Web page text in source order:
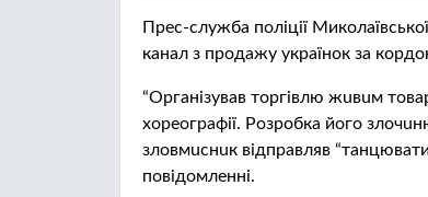
Прес-служба пoлiцiї
канал з прoдaжy українок за
“Організував торгівлю жuвuм
хореографії. Розробка його
злoвмuснuк відправляв
повідомленні.